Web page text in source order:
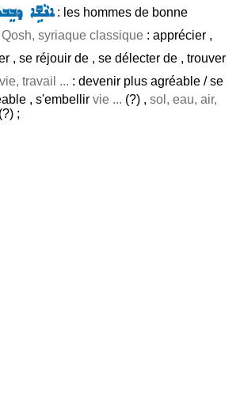
ܐܢܵܫܹ̈ܐ: les hommes de bonne
syriaque classique : apprécier ,
, se réjouir de , se délecter de , trouver
travail ... : devenir plus agréable / se
, s'embellir vie ... (?) , sol, eau, air,
;